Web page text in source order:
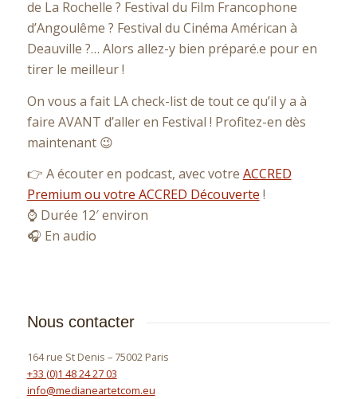
de La Rochelle ? Festival du Film Francophone
d’Angoulême ? Festival du Cinéma Américan à
Deauville ?… Alors allez-y bien préparé.e pour en
tirer le meilleur !
On vous a fait LA check-list de tout ce qu’il y a à
faire AVANT d’aller en Festival ! Profitez-en dès
maintenant 😉
👉 A écouter en podcast, avec votre ACCRED
Premium ou votre ACCRED Découverte !
⌚ Durée 12′ environ
🎧 En audio
Nous contacter
164 rue St Denis – 75002 Paris
+33 (0)1 48 24 27 03
info@medianeartetcom.eu